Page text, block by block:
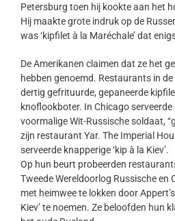
Petersburg toen hij kookte aan het
Hij maakte grote indruk op de
was ‘kipfilet à la Maréchale’ dat
De Amerikanen claimen dat ze het
hebben genoemd. Restaurants in de
dertig gefrituurde, gepaneerde
knoflookboter. In Chicago serveerde
voormalige Wit-Russische soldaat,
zijn restaurant Yar. The Imperial
serveerde knapperige ‘kip à la Kiev’.
Op hun beurt probeerden
Tweede Wereldoorlog Russische en
met heimwee te lokken door
Kiev’ te noemen. Ze beloofden hun